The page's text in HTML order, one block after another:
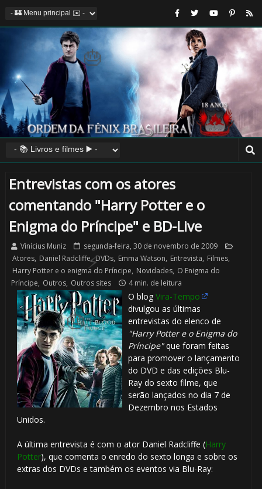
Entrevistas com os atores
comentando "Harry Potter e o
Enigma do Príncipe" e BD-Live
Vinícius Muniz
segunda-feira, 30 de novembro de 2009
Atores, Daniel Radcliffe,DVDs, Emma Watson, Entrevista, Filmes,
Harry Potter e o enigma do Príncipe, Novidades, O Enigma do
Príncipe, Outros, Outros sites 4 min. de leitura
O blog Vira-Tempo
divulgou as últimas
entrevistas do elenco de
"Harry Potter e o Enigma do
Príncipe"que foram feitas
para promover o lançamento
do DVD e das edições Blu-
Ray do sexto filme, que
serão lançados no dia 7 de
Dezembro nos Estados
Unidos.
A última entrevista é com o ator Daniel Radcliffe (Harry
Potter), que comenta o enredo do sexto longa e sobre os
extras dos DVDs e também os eventos via Blu-Ray:
⚡
⚡